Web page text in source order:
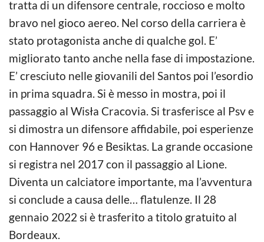
tratta di un difensore centrale, roccioso e molto
bravo nel gioco aereo. Nel corso della carriera è
stato protagonista anche di qualche gol. E’
migliorato tanto anche nella fase di impostazione.
E’ cresciuto nelle giovanili del Santos poi l’esordio
in prima squadra. Si è messo in mostra, poi il
passaggio al Wisła Cracovia. Si trasferisce al Psv e
si dimostra un difensore affidabile, poi esperienze
con Hannover 96 e Besiktas. La grande occasione
si registra nel 2017 con il passaggio al Lione.
Diventa un calciatore importante, ma l’avventura
si conclude a causa delle… flatulenze. Il 28
gennaio 2022 si è trasferito a titolo gratuito al
Bordeaux.